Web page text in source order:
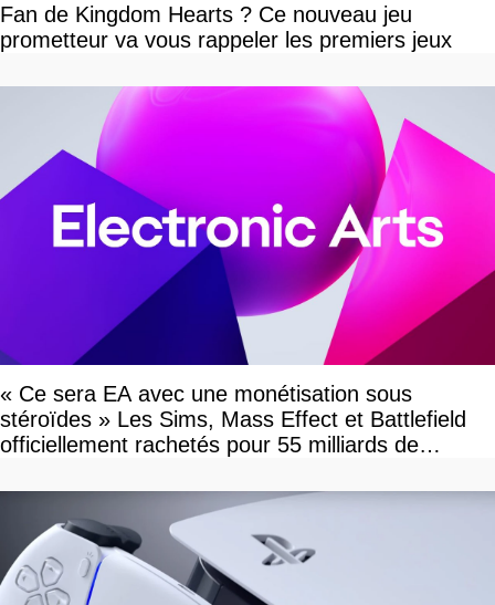
Fan de Kingdom Hearts ? Ce nouveau jeu
prometteur va vous rappeler les premiers jeux
« Ce sera EA avec une monétisation sous
stéroïdes » Les Sims, Mass Effect et Battlefield
officiellement rachetés pour 55 milliards de